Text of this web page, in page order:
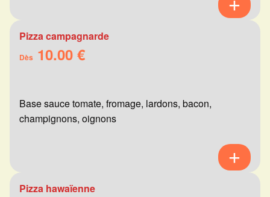
Pizza campagnarde
Dès 10.00 €
Base sauce tomate, fromage, lardons, bacon,
champignons, oignons
Pizza hawaïenne